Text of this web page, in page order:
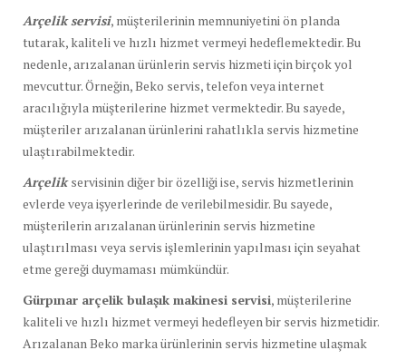
Arçelik servisi, müşterilerinin memnuniyetini ön planda
tutarak, kaliteli ve hızlı hizmet vermeyi hedeflemektedir. Bu
nedenle, arızalanan ürünlerin servis hizmeti için birçok yol
mevcuttur. Örneğin, Beko servis, telefon veya internet
aracılığıyla müşterilerine hizmet vermektedir. Bu sayede,
müşteriler arızalanan ürünlerini rahatlıkla servis hizmetine
ulaştırabilmektedir.
Arçelikservisinin diğer bir özelliği ise, servis hizmetlerinin
evlerde veya işyerlerinde de verilebilmesidir. Bu sayede,
müşterilerin arızalanan ürünlerinin servis hizmetine
ulaştırılması veya servis işlemlerinin yapılması için seyahat
etme gereği duymaması mümkündür.
Gürpınar arçelik bulaşık makinesi servisi, müşterilerine
kaliteli ve hızlı hizmet vermeyi hedefleyen bir servis hizmetidir.
Arızalanan Beko marka ürünlerinin servis hizmetine ulaşmak